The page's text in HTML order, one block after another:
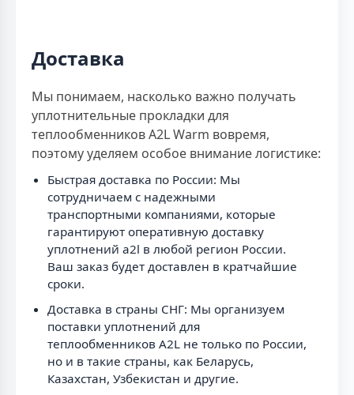
Доставка
Мы понимаем, насколько важно получать
уплотнительные прокладки для
теплообменников A2L Warm вовремя,
поэтому уделяем особое внимание логистике:
Быстрая доставка по России: Мы
сотрудничаем с надежными
транспортными компаниями, которые
гарантируют оперативную доставку
уплотнений a2l в любой регион России.
Ваш заказ будет доставлен в кратчайшие
сроки.
Доставка в страны СНГ: Мы организуем
поставки уплотнений для
теплообменников A2L не только по России,
но и в такие страны, как Беларусь,
Казахстан, Узбекистан и другие.